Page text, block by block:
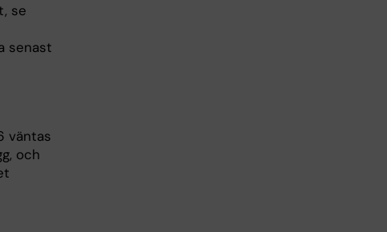
se
senast
väntas
och